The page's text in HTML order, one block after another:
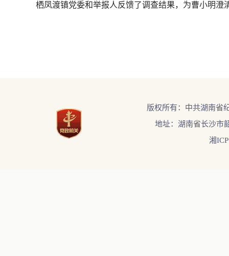
栖凤渡镇党委和举报人反馈了调查结果，为曹小明澄
版权所有：中共湖南省
地址：湖南省长沙市
湘